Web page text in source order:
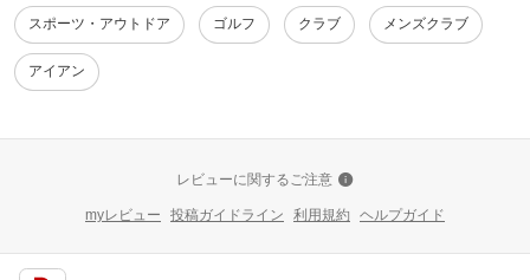
スポーツ・アウトドア ゴルフ クラブ メンズクラブ
アイアン
レビューに関するご注意
myレビュー 投稿ガイドライン 利用規約 ヘルプガイド